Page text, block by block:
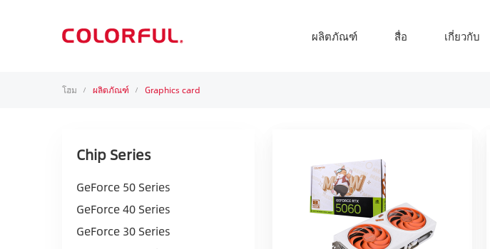
ผลิตภัณฑ์ สื่อ เกี่ยวกับ
โฮม / ผลิตภัณฑ์ / Graphics card
Chip Series
GeForce 50 Series
GeForce 40 Series
GeForce 30 Series